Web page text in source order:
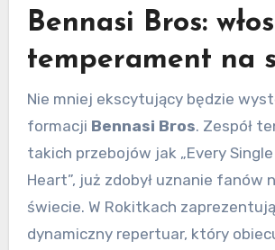
Bennasi Bros:
temperament na
Nie mniej ekscytujący będzie
formacji Bennasi Bros. Zespół
takich przebojów jak „Every Single
Heart”, już zdobył uznanie fanów
świecie. W Rokitkach
dynamiczny repertuar, który